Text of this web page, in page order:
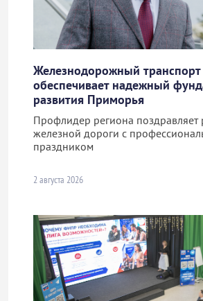
Железнодорожный транспорт
обеспечивает надежный
развития Приморья
Профлидер региона поздравляет
железной дороги с
праздником
2 августа 2026